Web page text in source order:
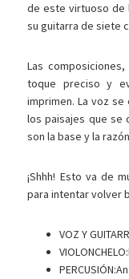
de este virtuoso de
su guitarra de siete
Las
toque preciso y
imprimen. La voz
los paisajes que se
son la base y la
¡Shhh! Esto va de
para intentar volver
VOZ Y